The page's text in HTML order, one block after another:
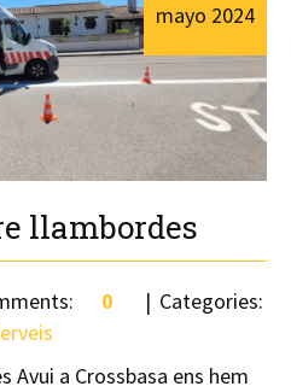
llambordes
mayo 2024
0
Categories:
Avui a Crossbasa ens hem